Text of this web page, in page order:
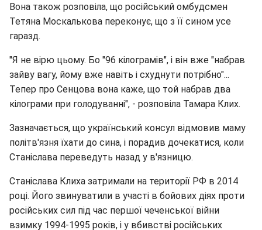
Вона також розповіла, що російський омбудсмен
Тетяна Москалькова переконує, що з її сином усе
гаразд.
"Я не вірю цьому. Бо "96 кілограмів", і він вже "набрав
зайву вагу, йому вже навіть і схуднути потрібно"...
Тепер про Сенцова вона каже, що той набрав два
кілограми при голодуванні", - розповіла Тамара Клих.
Зазначається, що український консул відмовив маму
політв'язня їхати до сина, і порадив дочекатися, коли
Станіслава переведуть назад у в'язницю.
Станіслава Клиха затримали на території РФ в 2014
році. Його звинуватили в участі в бойових діях проти
російських сил під час першої чеченської війни
взимку 1994-1995 років, і у вбивстві російських